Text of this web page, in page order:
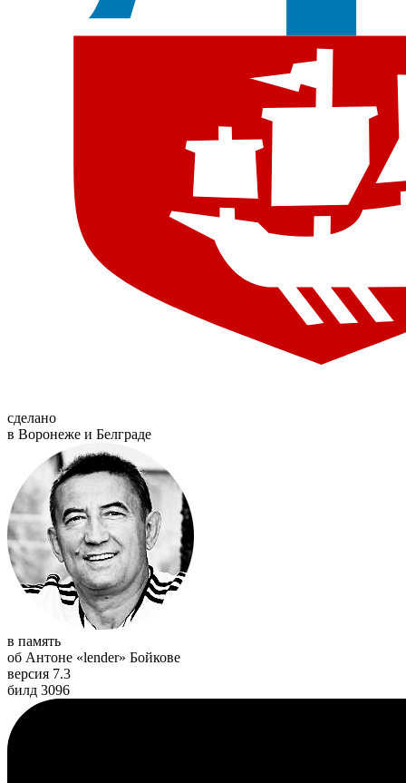
сделано
в Воронеже и Белграде
в память
об Антоне «lender» Бойкове
версия 7.3
билд 3096